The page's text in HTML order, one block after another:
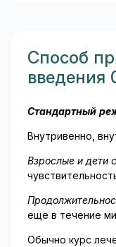
Способ
введения
Стандартный
Внутривенно,
Взрослые и дети
еще в течение
Обычно курс